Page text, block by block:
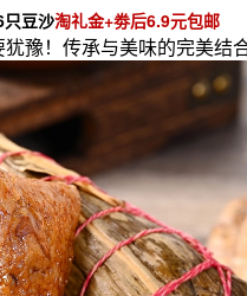
豆沙淘礼金+劵后6.9元包邮
豫！传承与美味的完美结